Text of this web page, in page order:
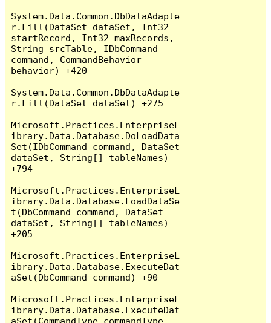
System.Data.Common.DbDataAdapte
r.Fill(DataSet dataSet, Int32
startRecord, Int32 maxRecords,
String srcTable, IDbCommand
command, CommandBehavior
behavior) +420
System.Data.Common.DbDataAdapte
r.Fill(DataSet dataSet) +275
Microsoft.Practices.EnterpriseL
ibrary.Data.Database.DoLoadData
Set(IDbCommand command, DataSet
dataSet, String[] tableNames)
+794
Microsoft.Practices.EnterpriseL
ibrary.Data.Database.LoadDataSe
t(DbCommand command, DataSet
dataSet, String[] tableNames)
+205
Microsoft.Practices.EnterpriseL
ibrary.Data.Database.ExecuteDat
aSet(DbCommand command) +90
Microsoft.Practices.EnterpriseL
ibrary.Data.Database.ExecuteDat
aSet(CommandType commandType,